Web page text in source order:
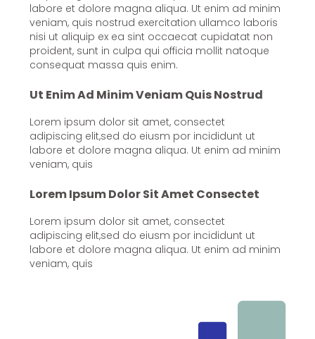
labore et dolore magna aliqua. Ut enim ad minim
veniam, quis nostrud exercitation ullamco laboris
nisi ut aliquip ex ea sint occaecat cupidatat non
proident, sunt in culpa qui officia mollit natoque
consequat massa quis enim.
Ut Enim Ad Minim Veniam Quis Nostrud
Lorem ipsum dolor sit amet, consectet
adipiscing elit,sed do eiusm por incididunt ut
labore et dolore magna aliqua. Ut enim ad minim
veniam, quis
Lorem Ipsum Dolor Sit Amet Consectet
Lorem ipsum dolor sit amet, consectet
adipiscing elit,sed do eiusm por incididunt ut
labore et dolore magna aliqua. Ut enim ad minim
veniam, quis